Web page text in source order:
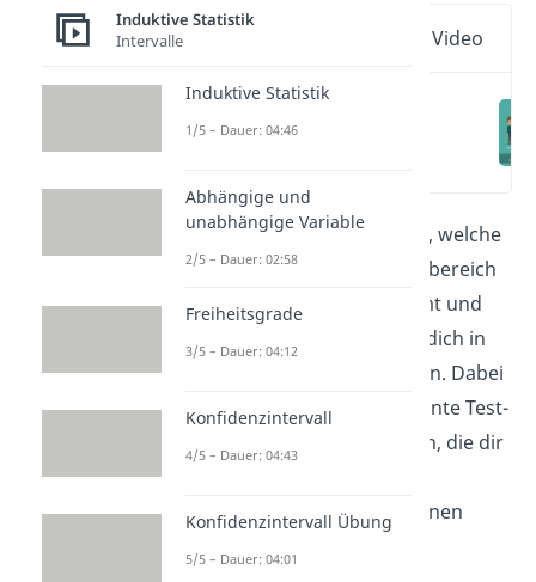
Wichtige Inhalte in diesem Video
In diesem Beitrag erfährst du, welche
Aufgaben der statistische Teilbereich
induktive Statistik
übernimmt und
welche spezifischen Themen dich in
der
erwarten. Dabei
lernst du bereits einige relevante Test-
und Rechenmethoden kennen, die dir
im Feld der
inferentiellen Statistik begegnen
Induktive Statistik
Intervalle
Induktive Statistik
1/5 – Dauer: 04:46
Abhängige und
unabhängige Variable
2/5 – Dauer: 02:58
Freiheitsgrade
3/5 – Dauer: 04:12
Konfidenzintervall
4/5 – Dauer: 04:43
Konfidenzintervall Übung
5/5 – Dauer: 04:01